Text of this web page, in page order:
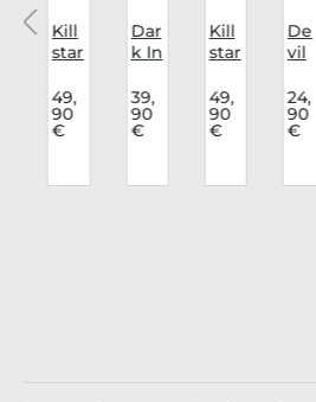
Kill
star
ste
Nig
ht
al
49,
90
€
Dar
k In
e
Top
Ana
ia
39,
90
€
Kill
star
Tho
rne
d
re
49,
90
€
De
vil
hio
n
Top
vet
24,
90
€